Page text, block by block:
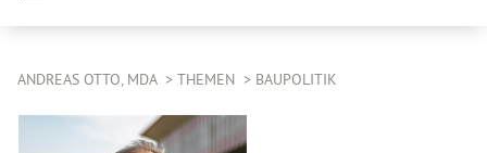
ANDREAS OTTO, MDA THEMEN BAUPOLITIK